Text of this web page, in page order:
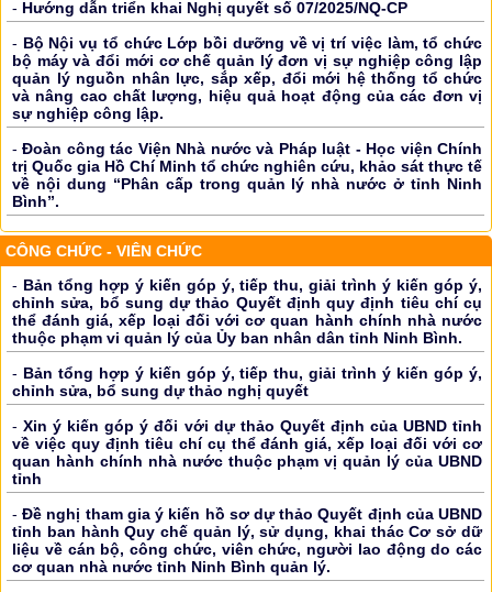
- Hướng dẫn triển khai Nghị quyết số 07/2025/NQ-CP
- Bộ Nội vụ tổ chức Lớp bồi dưỡng về vị trí việc làm, tổ chức
bộ máy và đổi mới cơ chế quản lý đơn vị sự nghiệp công lập
quản lý nguồn nhân lực, sắp xếp, đổi mới hệ thống tổ chức
và nâng cao chất lượng, hiệu quả hoạt động của các đơn vị
sự nghiệp công lập.
-Đoàn công tác Viện Nhà nước và Pháp luật - Học viện Chính
trị Quốc gia Hồ Chí Minh tổ chức nghiên cứu, khảo sát thực tế
về nội dung “Phân cấp trong quản lý nhà nước ở tỉnh Ninh
Bình”.
CÔNG CHỨC - VIÊN CHỨC
- Bản tổng hợp ý kiến góp ý, tiếp thu, giải trình ý kiến góp ý,
chỉnh sửa, bổ sung dự thảo Quyết định quy định tiêu chí cụ
thể đánh giá, xếp loại đối với cơ quan hành chính nhà nước
thuộc phạm vi quản lý của Ủy ban nhân dân tỉnh Ninh Bình.
- Bản tổng hợp ý kiến góp ý, tiếp thu, giải trình ý kiến góp ý,
chỉnh sửa, bổ sung dự thảo nghị quyết
-Xin ý kiến góp ý đối với dự thảo Quyết định của UBND tỉnh
về việc quy định tiêu chí cụ thể đánh giá, xếp loại đối với cơ
quan hành chính nhà nước thuộc phạm vị quản lý của UBND
tỉnh
-Đề nghị tham gia ý kiến hồ sơ dự thảo Quyết định của UBND
tỉnh ban hành Quy chế quản lý, sử dụng, khai thác Cơ sở dữ
liệu về cán bộ, công chức, viên chức, người lao động do các
cơ quan nhà nước tỉnh Ninh Bình quản lý.